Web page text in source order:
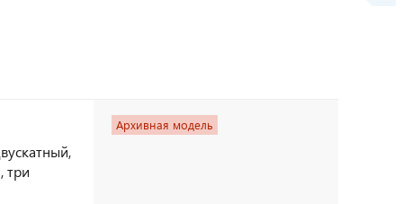
три
Архивная модель